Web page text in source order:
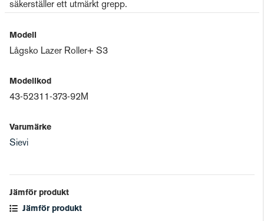
säkerställer ett utmärkt grepp.
Modell
Lågsko Lazer Roller+ S3
Modellkod
43-52311-373-92M
Varumärke
Sievi
Jämför produkt
Jämför produkt